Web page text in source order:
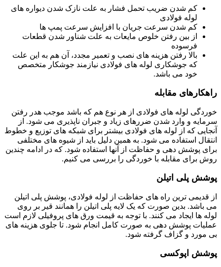
کم شدن ضریب تحمل فشار به علت نازک شدن دیواره های
لوله فولادی
کم شدن سرعت جریان با افزایش سرعت پمپ ها
از بین رفتن خلوص مایعات به علت شناور شدن قطعات
فرسوده
بالا رفتن هزینه های نصب و تعمیر مجدد، آن هم به این علت
که جوشکاری لوله های فولادی نیازمند جوشکار متخصص
خود می باشد.
راهکارهای مقابله
خوردگی لوله های فولادی از هر نوع هم که باشد موجب هدر رفتن
سرمایه و وارد شدن ضررهای زیاد و جبران ناپذیری می شود. از
آنجایی که از لوله های فولادی بیشتر برای شبکه های توزیع و خطوط
انتقال استفاده می شود. به همین دلیل باید از شیوه های مختلفی
برای پوشش دهی و حفاظت از آنها استفاده شود. که در ادامه چندین
روش برای مقابله با خوردگی را بررسی می کنیم.
پوشش پلی اتیلن
از قدیمی ترین راه های حفاظت از لوله فولادی، پوشش پلی اتیلن
می باشد. بدین صورت که یک لایه پلی اتیلن را همانند قیر بر روی
لوله ها ایجاد می کنند. با توجه به قیمت ورق های پروفیلی لازم است
عملیات پوشش دهی به صورت کامل انجام شود. تا جلوی هزینه های
بی مورد و گزاف گرفته شود.
پوشش اپوکسی